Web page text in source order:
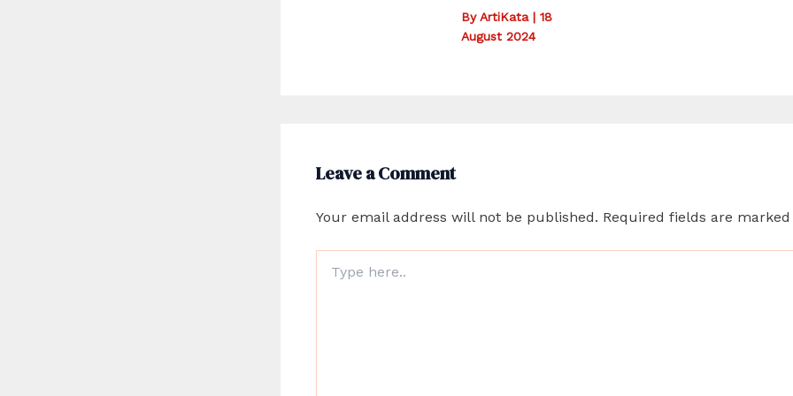
ByArtiKata | 18
August 2024
Leave a Comment
Your email address will not be published. Required fields are
here..